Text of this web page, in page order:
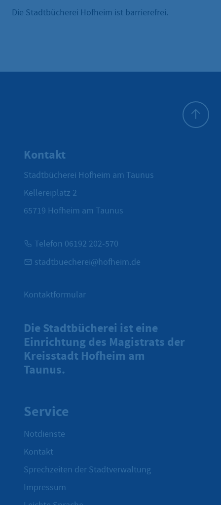
Die Stadtbücherei Hofheim ist barrierefrei.
Kontakt
Stadtbücherei Hofheim am Taunus
Kellereiplatz 2
65719 Hofheim am Taunus
Telefon 06192 202-570
stadtbuecherei@hofheim.de
Kontaktformular
Die Stadtbücherei ist eine
Einrichtung des Magistrats der
Kreisstadt Hofheim am
Taunus.
Service
Notdienste
Kontakt
Sprechzeiten der Stadtverwaltung
Impressum